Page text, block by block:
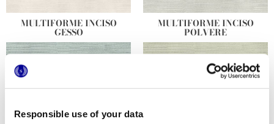
Responsible use of your data
MULTIFORME INCISO
GESSO
MULTIFORME INCISO
POLVERE
MULTIFORME INCISO